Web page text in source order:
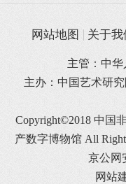
网站地图 关于我
主管：中
主办：中国艺术研
Copyright©2018 中国
产数字博物馆 All
京公网
网站